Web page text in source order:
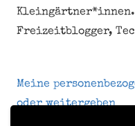
Kleingärtner*innen.
Freizeitblogger,
Meine
oder weitergeben